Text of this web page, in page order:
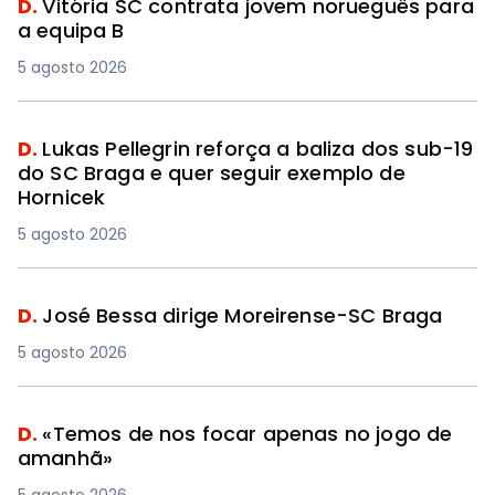
D.Vitória SC contrata jovem norueguês para
a equipa B
5 agosto 2026
D. Lukas Pellegrin reforça a baliza dos sub-19
do SC Braga e quer seguir exemplo de
Hornicek
5 agosto 2026
D. José Bessa dirige Moreirense-SC Braga
5 agosto 2026
D. «Temos de nos focar apenas no jogo de
amanhã»